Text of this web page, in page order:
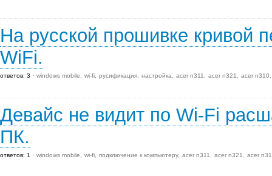
На русской прошивке кривой
WiFi.
ответов: 3 windows mobile wi-fi русификация настройка acer n311 acer n321 acer n310
Девайс не видит по Wi-Fi
ПК.
ответов: 1 windows mobile wi-fi подключение к компьютеру acer n311 acer n321 acer